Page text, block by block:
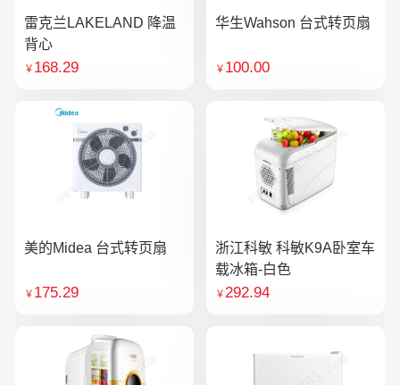
雷克兰LAKELAND 降温
背心
￥ 168.29
华生Wahson 台式转页扇
￥ 100.00
美的Midea 台式转页扇
￥ 175.29
浙江科敏 科敏K9A卧室车
载冰箱-白色
￥292.94